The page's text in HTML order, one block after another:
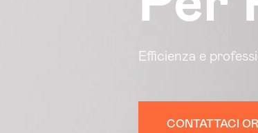
Efficienza e
CONTATTACI